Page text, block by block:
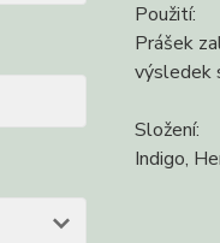
Použití:
Prášek
výsledek
Složení:
Indigo,